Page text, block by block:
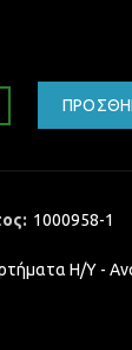
1000958-1
Η/Υ -